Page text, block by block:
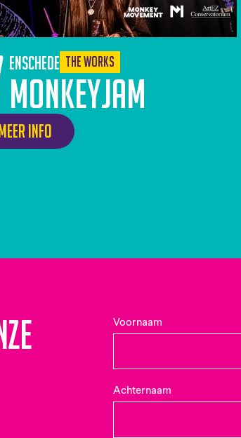
Enschede The Works
Monkeyjam
info
Voornaam
Achternaam